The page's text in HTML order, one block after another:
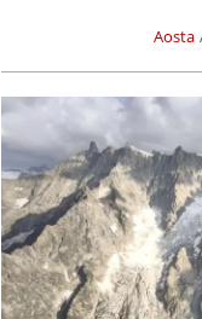
Aosta